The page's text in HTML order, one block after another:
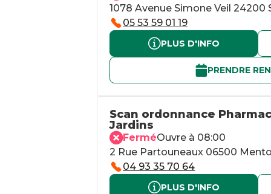
1078 Avenue Simone Veil 24200
05 53 59 01 19
PLUS D'INFO
PRENDRE
Scan ordonnance
Jardins
FerméOuvre à 08:00
2 Rue Partouneaux 06500
04 93 35 70 64
PLUS D'INFO